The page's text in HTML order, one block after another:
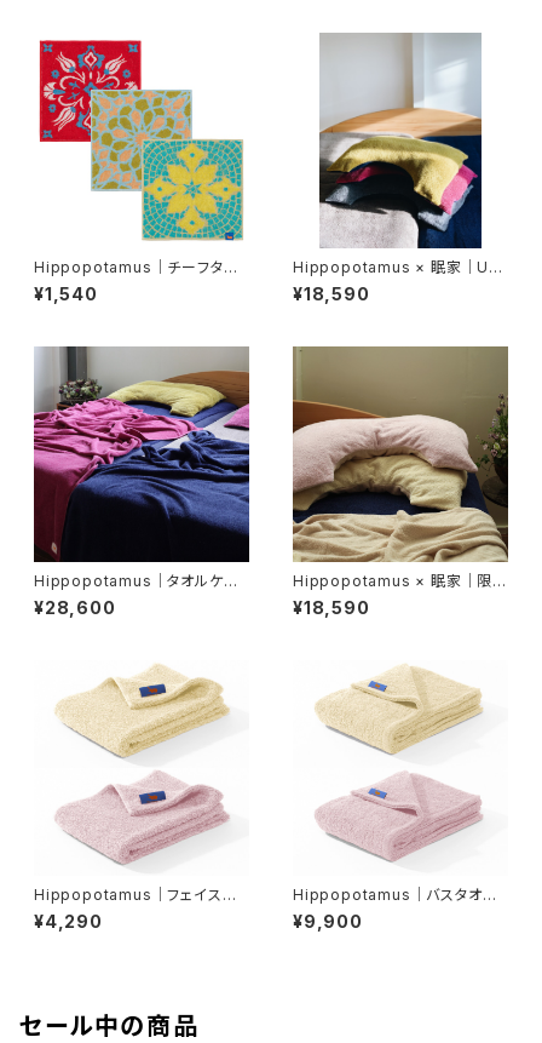
Hippopotamus｜チーフタオ
ル〈タイルコレクション〉
¥1,540
Hippopotamus × 眠家｜U字
枕カバー｜レギュラーサイズ【眠
家限定アイテム】
¥18,590
Hippopotamus｜タオルケット
｜シングルサイズ
¥28,600
Hippopotamus × 眠家｜限定
カラー U字 枕カバー｜レギュラ
ーサイズ【眠家 限定アイテム】
¥18,590
Hippopotamus｜フェイスタ
オル ＜限定カラー＞
¥4,290
Hippopotamus｜バスタオル
＜限定カラー＞
¥9,900
セール中の商品